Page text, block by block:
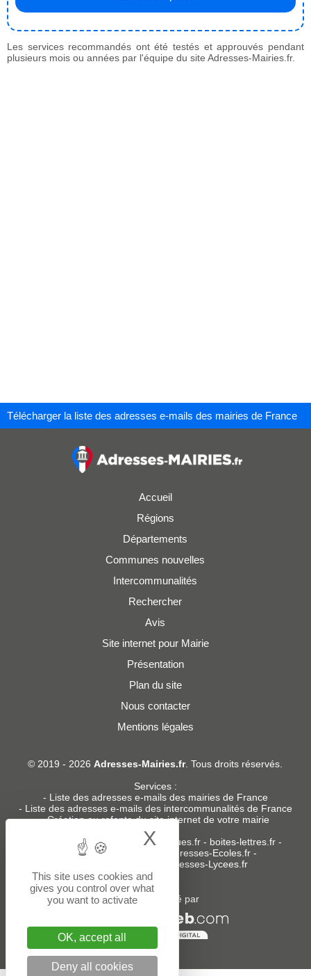
Les services recommandés ont été testés et approuvés pendant
plusieurs mois ou années par l'équipe du site Adresses-Mairies.fr.
Télécharger la liste des adresses e-mails des mairies de France
Accueil
Régions
Départements
Communes nouvelles
Intercommunalités
Rechercher
Avis
Site internet pour Mairie
Présentation
Plan du site
Nous contacter
Mentions légales
© 2019 - 2026Adresses-Mairies.fr. Tous droits réservés.
Services :
- Liste des adresses e-mails des mairies de France
- Liste des adresses e-mails des intercommunalités de France
-Création ou refonte du site internet de votre mairie
Sites partenaires: donneespubliques.fr - boites-lettres.fr -
bureaux.boites-lettres.fr
Adresses-Ecoles.fr -
Adresses-Lycees.fr
Un service édité par
This site uses cookies and
gives you control over what
you want to activate
OK, accept all
Deny all cookies
X Hide cookie